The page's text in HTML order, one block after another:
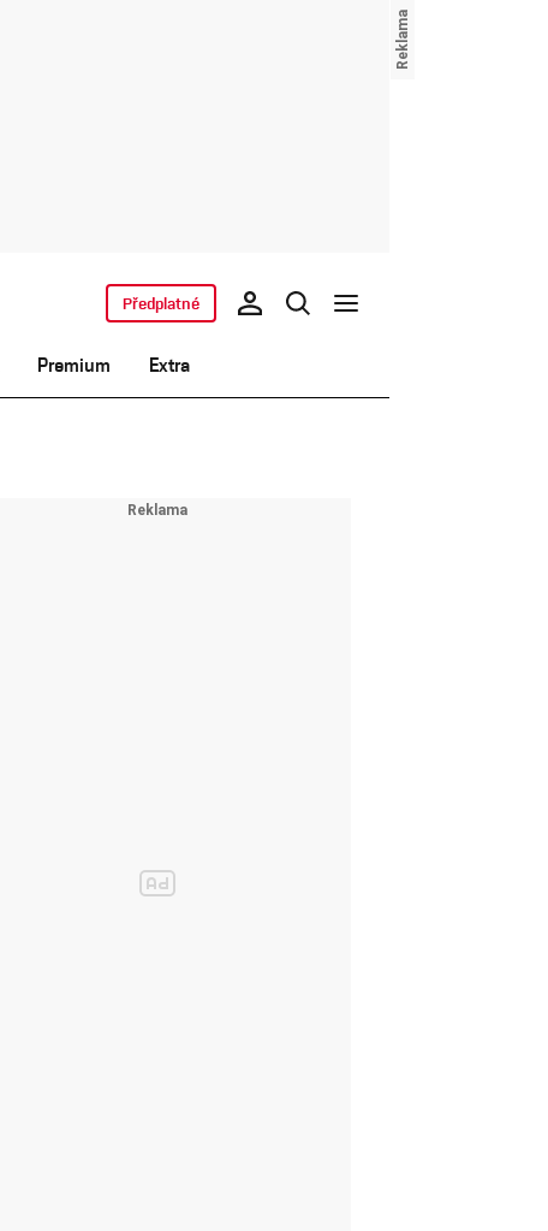
Premium Extra
Předplatné